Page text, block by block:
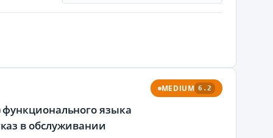
MEDIUM 6.2
языка
в обслуживании